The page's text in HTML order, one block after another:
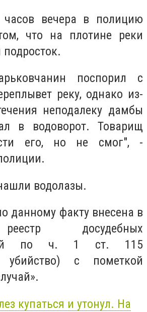
вечера в полицию
что на плотине реки
поспорил с
реку, однако из-
неподалеку дамбы
в водоворот. Товарищ
его, но не смог", -
водолазы.
данному факту внесена в
досудебных
по ч. 1 ст. 115
убийство) с пометкой
купаться и утонул. На